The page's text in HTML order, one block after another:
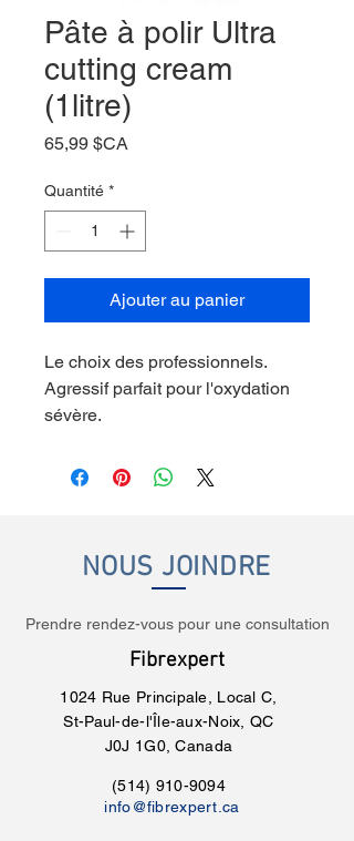
Pâte à polir Ultra
cutting cream
(1litre)
65,99 $CA
Quantité *
Ajouter au panier
Le choix des professionnels.
Agressif parfait pour l'oxydation
sévère.
NOUS JOINDRE
Prendre rendez-vous pour une consultation
Fibrexpert
1024 Rue Principale, Local C,
St-Paul-de-l'Île-aux-Noix, QC
J0J 1G0, Canada
(514) 910-9094
info@fibrexpert.ca